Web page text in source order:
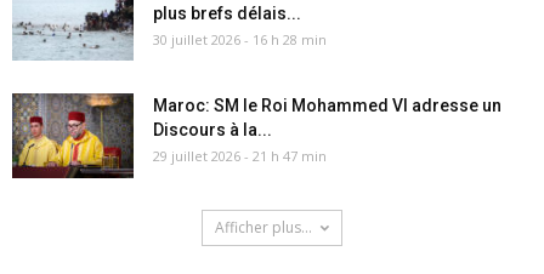
plus brefs délais...
30 juillet 2026 - 16 h 28 min
Maroc: SM le Roi Mohammed VI adresse un
Discours à la...
29 juillet 2026 - 21 h 47 min
Afficher plus...